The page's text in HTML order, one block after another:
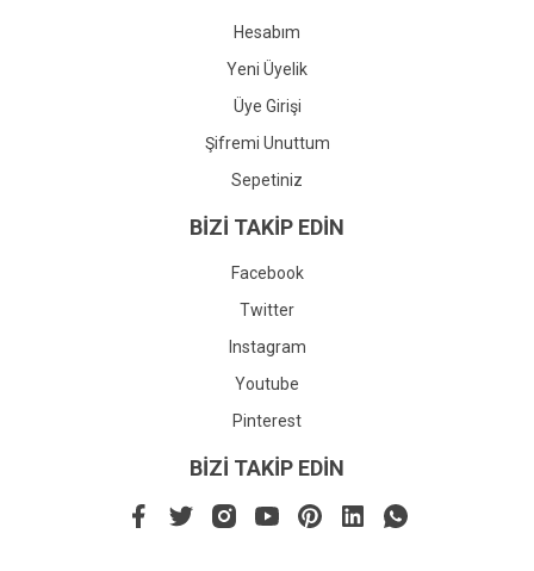
Hesabım
Yeni Üyelik
Üye Girişi
Şifremi Unuttum
Sepetiniz
BİZİ TAKİP EDİN
Facebook
Twitter
Instagram
Youtube
Pinterest
BİZİ TAKİP EDİN